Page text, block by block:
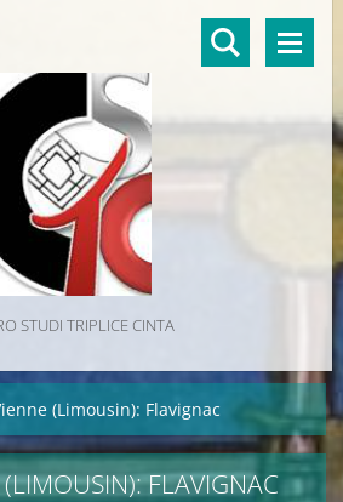
STUDI TRIPLICE CINTA
(Limousin): Flavignac
FLAVIGNAC